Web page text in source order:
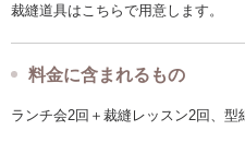
裁縫道具はこちらで用意します。
料金に含まれるもの
ランチ会2回＋裁縫レッスン2回、型